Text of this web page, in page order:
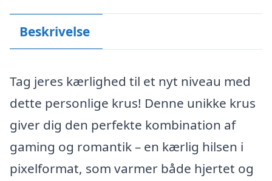
Beskrivelse
Tag jeres kærlighed til et nyt niveau med
dette personlige krus! Denne unikke krus
giver dig den perfekte kombination af
gaming og romantik – en kærlig hilsen i
pixelformat, som varmer både hjertet og